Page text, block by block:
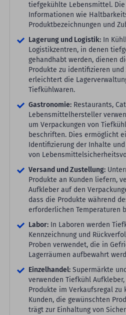
tiefgekühlte Lebensmittel.
Informationen wie
Produktbezeichnungen und
Lagerung und Logistik: In
Logistikzentren, in denen
gehandhabt werden, dienen
Produkte zu identifizieren und
erleichtert die
Tiefkühlwaren.
Gastronomie: Restaurants,
Lebensmittelhersteller
um Verpackungen von
beschriften. Dies ermöglicht
Identifizierung der Inhalte
von
Versand und Zustellung:
Produkte an Kunden liefern,
Aufkleber auf den
dass die Produkte während
erforderlichen Temperaturen
Labor: In Laboren werden
Kennzeichnung und
Proben verwendet, die in
Lagerräumen aufbewahrt
Einzelhandel: Supermärkte
verwenden Tiefkühl
Produkte im Verkaufsregal
Kunden, die gewünschten
trägt zur Einhaltung von